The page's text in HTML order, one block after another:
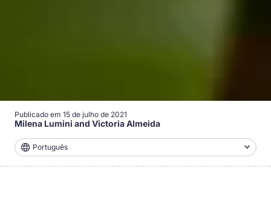
Milena Lumini and Victoria Almeida
Publicado em 15 de julho de 2021
Português